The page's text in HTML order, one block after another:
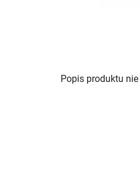
Popis produktu